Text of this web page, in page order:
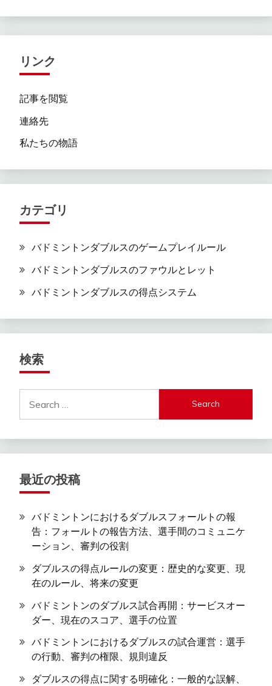
リンク
記事を閲覧
連絡先
私たちの物語
カテゴリ
バドミントンダブルスのゲームプレイルール
バドミントンダブルスのファウルとレット
バドミントンダブルスの得点システム
検索
for:
最近の投稿
バドミントンにおけるダブルスフォールトの報
告：フォールトの報告方法、選手間のコミュニケ
ーション、審判の役割
ダブルスの得点ルールの変更：歴史的な変更、現
在のルール、将来の変更
バドミントンのダブルス試合再開：サービスオー
ダー、現在のスコア、選手の位置
バドミントンにおけるダブルスの試合運営：選手
の行動、審判の権限、規則違反
ダブルスの得点に関する明確化：一般的な誤解、